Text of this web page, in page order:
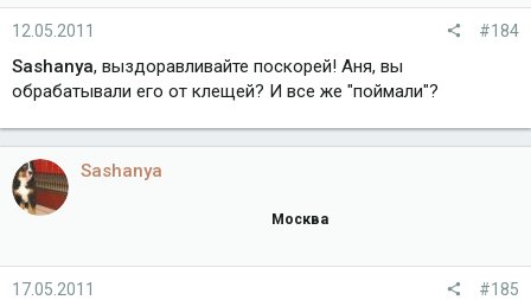
12.05.2011 #184
Sashanya, выздоравливайте поскорей! Аня, вы
обрабатывали его от клещей? И все же "поймали"?
Sashanya
Москва
17.05.2011 #185